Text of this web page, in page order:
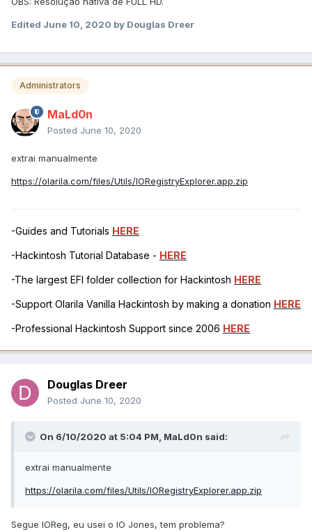
Edited June 10, 2020 by Douglas Dreer
Administrators
MaLd0n
Posted June 10, 2020
extrai manualmente
https://olarila.com/files/Utils/IORegistryExplorer.app.zip
-Guides and Tutorials HERE
-Hackintosh Tutorial Database - HERE
-The largest EFI folder collection for Hackintosh HERE
-Support Olarila Vanilla Hackintosh by making a donation HERE
-Professional Hackintosh Support since 2006 HERE
Douglas Dreer
Posted June 10, 2020
On 6/10/2020 at 5:04 PM, MaLd0n said:
extrai manualmente
https://olarila.com/files/Utils/IORegistryExplorer.app.zip
Segue IOReg, eu usei o IO Jones, tem problema?